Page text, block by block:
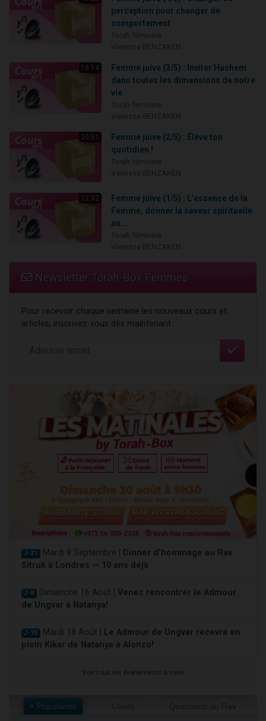
perception pour changer de
comportement
16:14
Femme juive (3/5) : Inviter Hachem
dans toutes les dimensions de notre
vie
20:51
Femme juive (2/5) : Élève ton
quotidien !
22:52
Femme juive (1/5) : L'essence de la
Femme, donner la saveur spirituelle
au...
Newsletter Torah-Box Femmes
Pour recevoir chaque semaine les nouveaux cours et
articles, inscrivez-vous dès maintenant :
J-31 Mardi 8 Septembre |
Dinner d'hommage au Rav
Sitruk à Londres — 10 ans déjà
J-8 Dimanche 16 Août | Venez rencontrer le Admour
de Ungvar à Natanya!
J-10 Mardi 18 Août |
Le Admour de Ungvar recevra en
plein Kikar de Natanya à Alonzo!
Voir tous les événements à venir
+ Populaires